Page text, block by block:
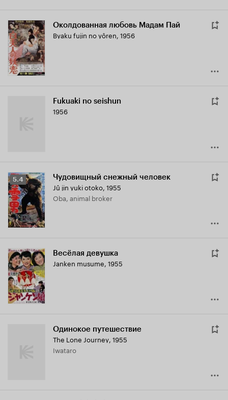
Околдованная любовь Мадам Пай
Byaku fujin no yôren, 1956
Fukuaki no seishun
1956
Рейтинг
Кинопоиска
5.4
5.4 Чудовищный снежный человек
Jû jin yuki otoko, 1955
Oba, animal broker
Весёлая девушка
Janken musume, 1955
Одинокое путешествие
The Lone Journey, 1955
Iwataro